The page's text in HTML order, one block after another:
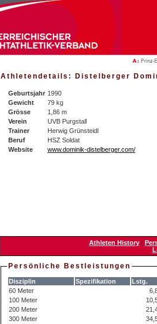
Athletendetails: Distelberger
Geburtsjahr 1990
Gewicht
79 kg
Grösse
1,86 m
Verein
UVB Purgstall
Trainer
Herwig Grünsteidl
Beruf
HSZ Soldat
Website
www.dominik-distelberger.com/
Athleten History |
Persönliche Bestleistungen
Disziplin Spezifikation
Lstg.
60 Meter
100 Meter
200 Meter
300 Meter